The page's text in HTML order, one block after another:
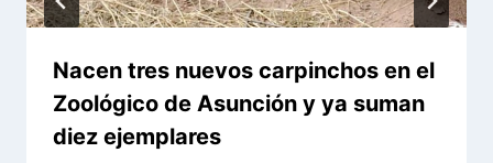
Nacen tres nuevos carpinchos en el
Zoológico de Asunción y ya suman
diez ejemplares